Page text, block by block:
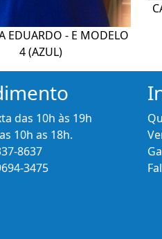
EDUARDO - E MODELO
4 (AZUL)
das 10h às 19h
10h as 18h.
8637
3475